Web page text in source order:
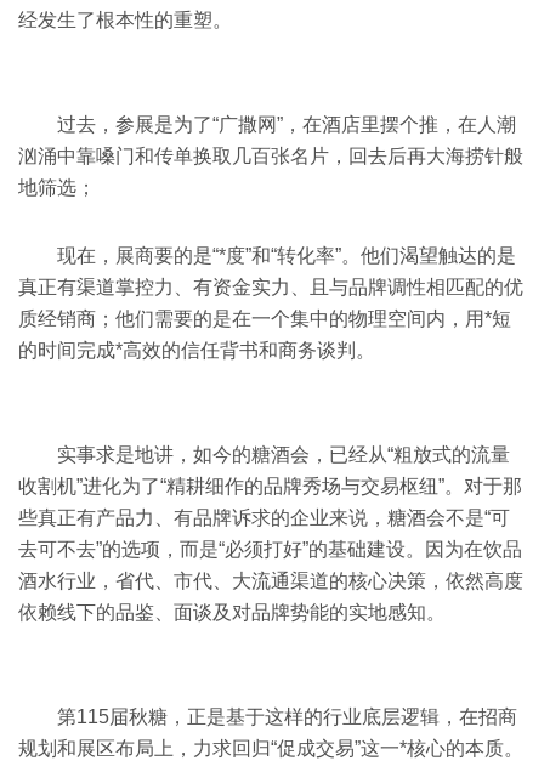
经发生了根本性的重塑。
过去，参展是为了“广撒网”，在酒店里摆个推，在人潮
汹涌中靠嗓门和传单换取几百张名片，回去后再大海捞针般
地筛选；
现在，展商要的是“*度”和“转化率”。他们渴望触达的是
真正有渠道掌控力、有资金实力、且与品牌调性相匹配的优
质经销商；他们需要的是在一个集中的物理空间内，用*短
的时间完成*高效的信任背书和商务谈判。
实事求是地讲，如今的糖酒会，已经从“粗放式的流量
收割机”进化为了“精耕细作的品牌秀场与交易枢纽”。对于那
些真正有产品力、有品牌诉求的企业来说，糖酒会不是“可
去可不去”的选项，而是“必须打好”的基础建设。因为在饮品
酒水行业，省代、市代、大流通渠道的核心决策，依然高度
依赖线下的品鉴、面谈及对品牌势能的实地感知。
第115届秋糖，正是基于这样的行业底层逻辑，在招商
规划和展区布局上，力求回归“促成交易”这一*核心的本质。